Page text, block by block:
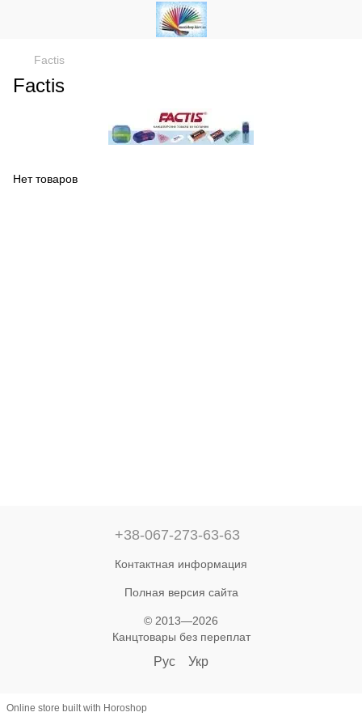
Factis
Factis
Нет товаров
+38-067-273-63-63
Контактная информация
Полная версия сайта
© 2013—2026
Канцтовары без переплат‎
Рус Укр
Online store built with Horoshop